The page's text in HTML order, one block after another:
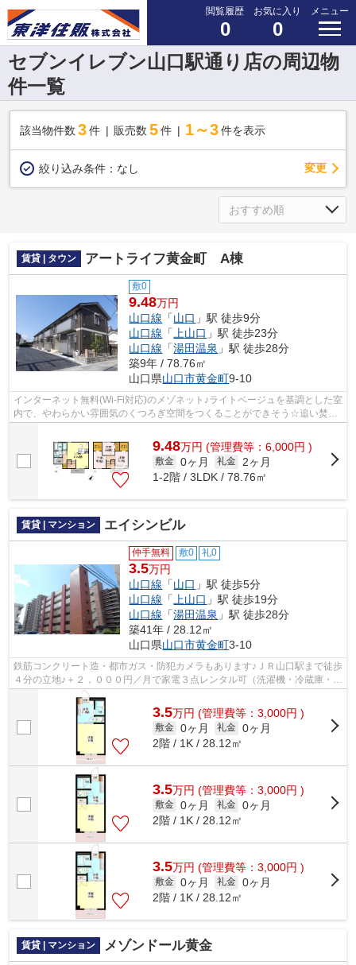
閲覧履歴
0
お気に入り
0
メニュー
セブンイレブン山口駅通り店の周辺物
件一覧
該当物件数 3件 販売数 5 件 1～3 件を表示
絞り込み条件： なし 変更
賃貸 | タウン アートライフ黄金町 A棟
敷0
9.48万円
山口線 「山口 」駅 徒歩9分
山口線 「 上山口 」駅 徒歩23分
山口線 「湯田温泉 」駅 徒歩28分
築9年 / 78.76㎡
山口県山口市黄金町9-10
インターネット無料(Wi-Fi対応)のメゾネット♪ライトベージュを基調とした室
内で、やわらかい雰囲気のくつろぎ空間をつくることができそう☆追い焚き
9.48万円 (管理費等：6,000円 )
敷金 0ヶ月 礼金
2ヶ月
1-2階 / 3LDK / 78.76㎡
賃貸 | マンション エイシンビル
仲手無料 敷0 礼0
3.5万円
山口線 「山口 」駅 徒歩5分
山口線 「 上山口 」駅 徒歩19分
山口線 「湯田温泉 」駅 徒歩28分
築41年 / 28.12㎡
山口県山口市黄金町3-10
鉄筋コンクリート造・都市ガス・防犯カメラもあります♪ＪＲ山口駅まで徒歩
４分の立地♪＋２，０００円／月で家電３点レンタル可（洗濯機・冷蔵庫・電
3.5万円 (管理費等：3,000円 )
敷金 0ヶ月 礼金 0ヶ月
2階 / 1K / 28.12㎡
3.5万円 (管理費等：3,000円 )
敷金 0ヶ月 礼金 0ヶ月
2階 / 1K / 28.12㎡
3.5万円 (管理費等：3,000円 )
敷金 0ヶ月 礼金 0ヶ月
2階 / 1K / 28.12㎡
賃貸 | マンション メゾンドール黄金